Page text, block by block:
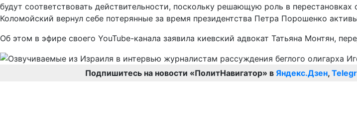
будут соответствовать действительности, поскольку решающую роль в
Коломойский вернул себе потерянные за время президентства Петра Порошенко
Об этом в эфире своего YouTube-канала заявила киевский адвокат Татьяна Монтян,
Подпишитесь на новости «ПолитНавигатор» в Яндекс.Дзен,